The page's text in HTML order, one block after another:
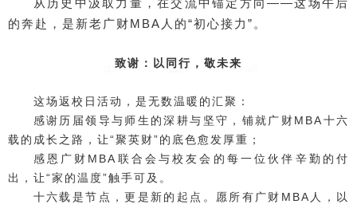
从历史中汲取力量，在交流中锚定方向——这场午后
的奔赴，是新老广财MBA人的“初心接力”。
致谢：以同行，敬未来
这场返校日活动，是无数温暖的汇聚：
感谢历届领导与师生的深耕与坚守，铺就广财MBA十六
载的成长之路，让“聚英财”的底色愈发厚重；
感恩广财MBA联合会与校友会的每一位伙伴辛勤的付
出，让“家的温度”触手可及。
十六载是节点，更是新的起点。愿所有广财MBA人，以